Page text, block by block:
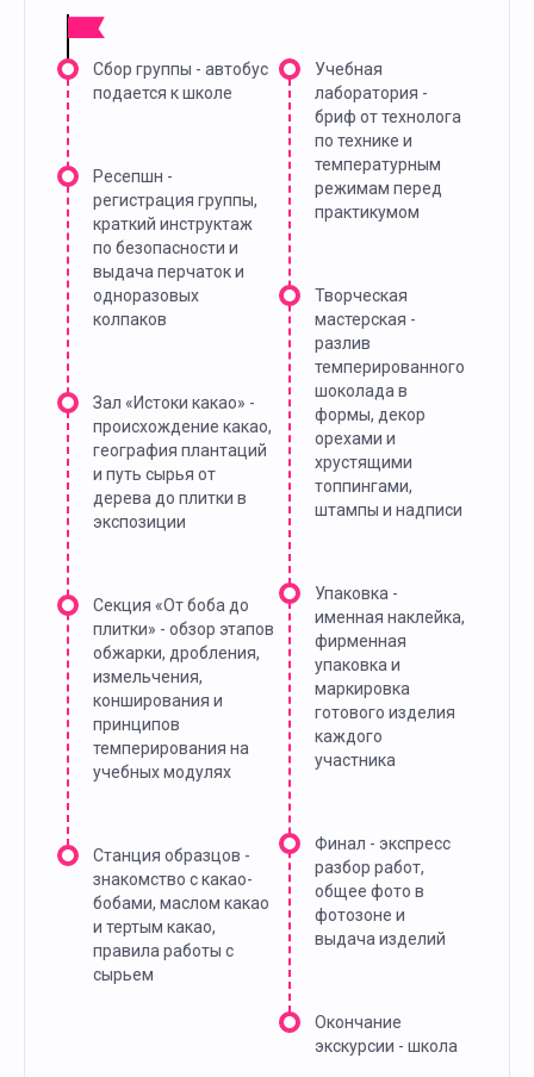
Сбор группы - автобус
подается к школе
Ресепшн -
регистрация группы,
краткий инструктаж
по безопасности и
выдача перчаток и
одноразовых
колпаков
Зал «Истоки какао» -
происхождение какао,
география плантаций
и путь сырья от
дерева до плитки в
экспозиции
Секция «От боба до
плитки» - обзор этапов
обжарки, дробления,
измельчения,
конширования и
принципов
темперирования на
учебных модулях
Станция образцов -
знакомство с какао-
бобами, маслом какао
и тертым какао,
правила работы с
сырьем
Учебная
лаборатория -
бриф от технолога
по технике и
температурным
режимам перед
практикумом
Творческая
мастерская -
разлив
темперированного
шоколада в
формы, декор
орехами и
хрустящими
топпингами,
штампы и надписи
Упаковка -
именная наклейка,
фирменная
упаковка и
маркировка
готового изделия
каждого
участника
Финал - экспресс
разбор работ,
общее фото в
фотозоне и
выдача изделий
Окончание
экскурсии - школа